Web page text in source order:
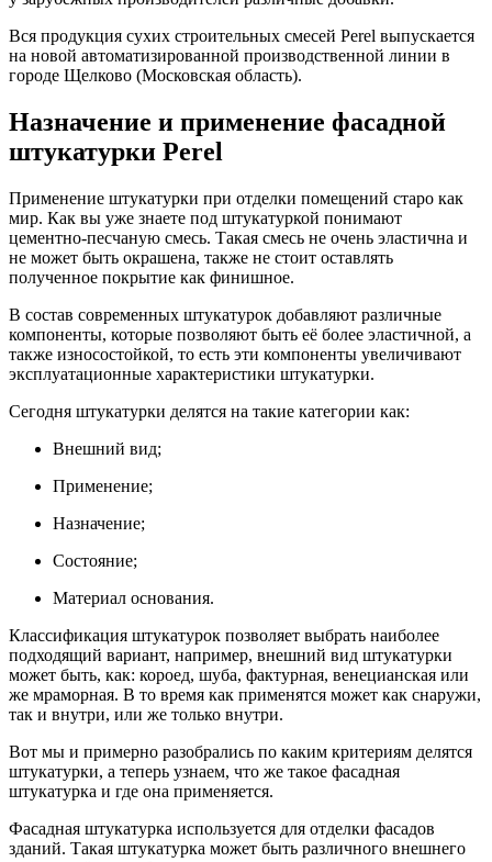
Вся продукция сухих строительных смесей Perel выпускается
на новой автоматизированной производственной линии в
городе Щелково (Московская область).
Назначение и применение фасадной
штукатурки Perel
Применение штукатурки при отделки помещений старо как
мир. Как вы уже знаете под штукатуркой понимают
цементно-песчаную смесь. Такая смесь не очень эластична и
не может быть окрашена, также не стоит оставлять
полученное покрытие как финишное.
В состав современных штукатурок добавляют различные
компоненты, которые позволяют быть её более эластичной, а
также износостойкой, то есть эти компоненты увеличивают
эксплуатационные характеристики штукатурки.
Сегодня штукатурки делятся на такие категории как:
Внешний вид;
Применение;
Назначение;
Состояние;
Материал основания.
Классификация штукатурок позволяет выбрать наиболее
подходящий вариант, например, внешний вид штукатурки
может быть, как: короед, шуба, фактурная, венецианская или
же мраморная. В то время как применятся может как снаружи,
так и внутри, или же только внутри.
Вот мы и примерно разобрались по каким критериям делятся
штукатурки, а теперь узнаем, что же такое фасадная
штукатурка и где она применяется.
Фасадная штукатурка используется для отделки фасадов
зданий. Такая штукатурка может быть различного внешнего